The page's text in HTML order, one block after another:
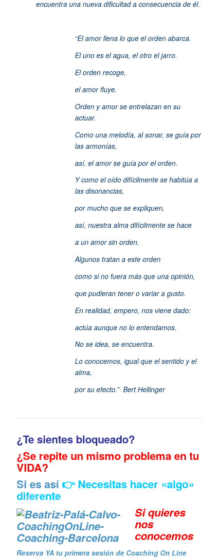
encuentra una nueva dificultad a consecuencia de él.
“El amor llena lo que el orden abarca.
El uno es el agua, el otro el jarro.
El orden recoge,
el amor fluye.
Orden y amor se entrelazan en su
actuar.
Como una melodía, al sonar, se guía por
las armonías,
así, el amor se guía por el orden.
Y como el oído difícilmente se habitúa a
las disonancias,
por mucho que se expliquen,
así, nuestra alma difícilmente se hace
a un amor sin orden.
Algunos tratan a este orden
como si no fuera más que una opinión,
que pudieran tener o variar a gusto.
En realidad, empero, nos viene dado:
actúa aunque no lo entendamos.
No se idea, se encuentra.
Lo conocemos, igual que el sentido y el
alma,
por su efecto.” Bert Hellinger
¿Te sientes bloqueado?
¿Se repite un mismo problema en tu
VIDA?
Si es así👉 Necesitas hacer «algo»
diferente
Si quieres
nos
conocemos
Reserva YA tu primera sesión de Coaching On Line